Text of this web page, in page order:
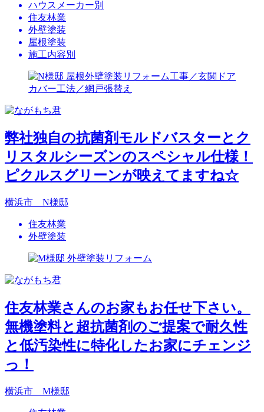
ハウスメーカー別
住友林業
外壁塗装
屋根塗装
施工内容別
弊社独自の抗菌剤モルドバスターとク
リスタルシーズンのスペシャル仕様！
ピクルスグリーンが映えてますね☆
横浜市 N様邸
住友林業
外壁塗装
住友林業さんのお家もお任せ下さい。
無機塗料と超抗菌剤のご提案で耐久性
と低汚染性に特化したお家にチェンジ
っ！
横浜市 M様邸